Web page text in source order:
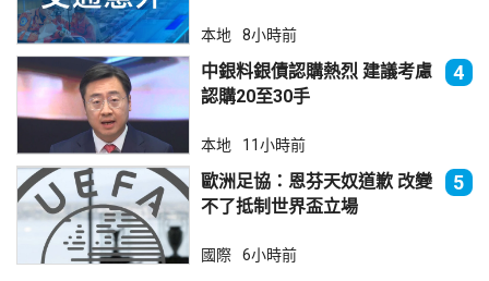
本地 8小時前
中銀料銀債認購熱烈 建議考慮
認購20至30手
4
本地 11小時前
歐洲足協：恩芬天奴道歉 改變
不了抵制世界盃立場
5
國際 6小時前